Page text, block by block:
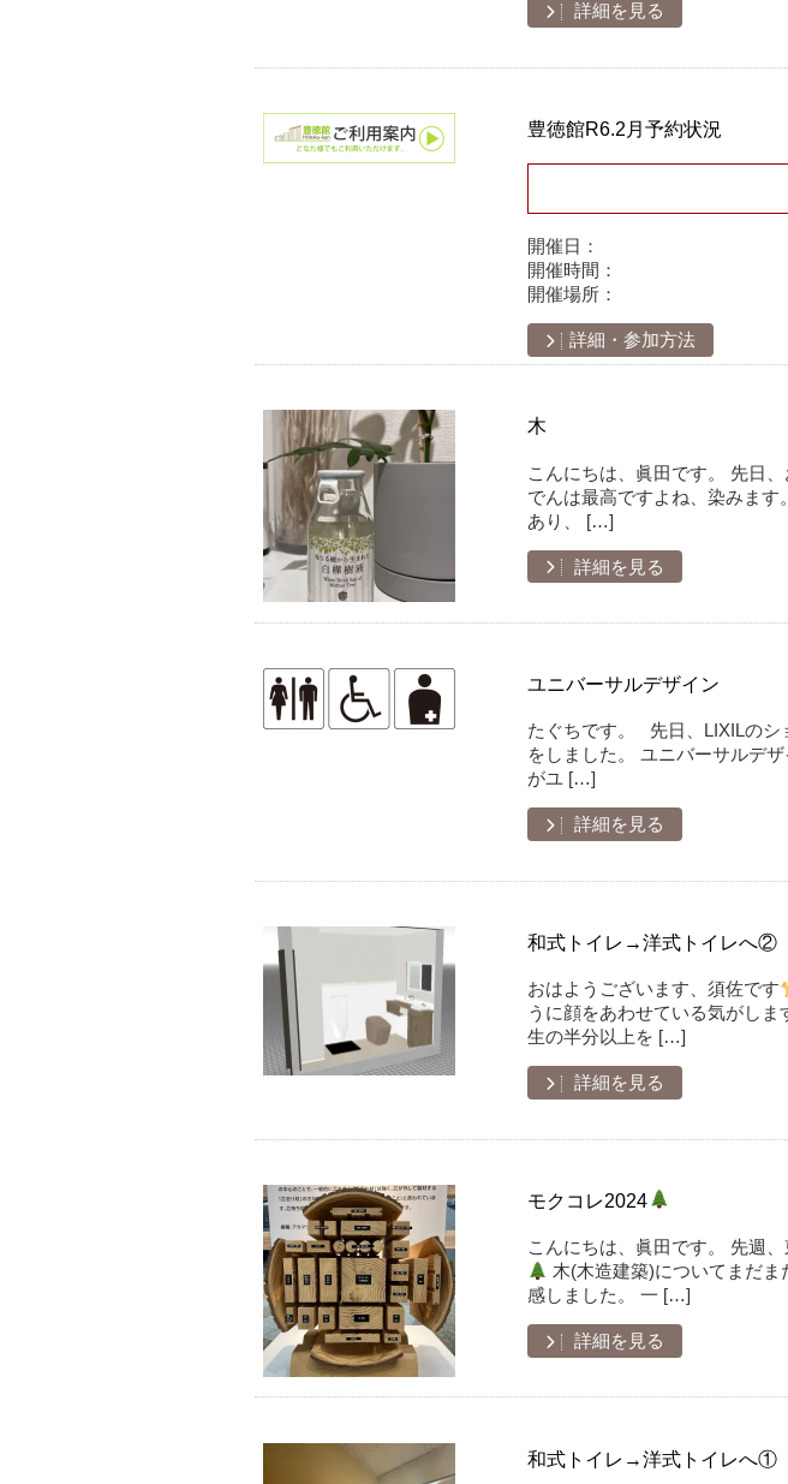
詳細を見る
豊徳館R6.2月予約状況
開催日：
開催時間：
開催場所：
詳細・参加方法
木
こんにちは、眞田です。 先日
でんは最高ですよね、染みます。
あり、 […]
詳細を見る
ユニバーサルデザイン
たぐちです。 先日、LIXILのシ
をしました。 ユニバーサルデ
がユ […]
詳細を見る
和式トイレ→洋式トイレへ②
おはようございます、須佐です
うに顔をあわせている気がし
生の半分以上を […]
詳細を見る
モクコレ2024
こんにちは、眞田です。 先週
木(木造建築)についてまだ
感しました。 一 […]
詳細を見る
和式トイレ→洋式トイレへ①